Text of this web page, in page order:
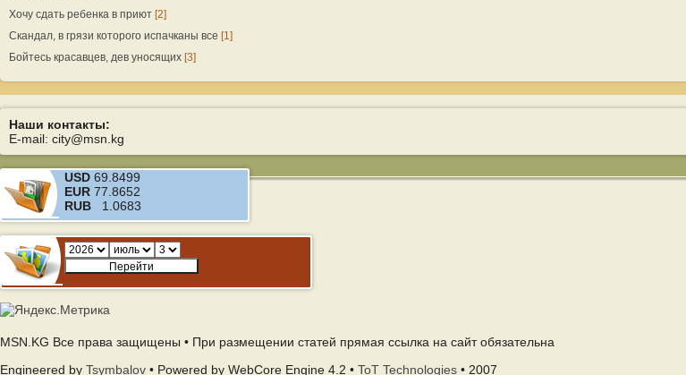
Хочу сдать ребенка в приют [2]
Скандал, в грязи которого испачканы все [1]
Бойтесь красавцев, дев уносящих [3]
Наши контакты:
E-mail: city@msn.kg
USD 69.8499
EUR 77.8652
RUB 1.0683
MSN.KG Все права защищены • При размещении статей прямая ссылка на сайт обязательна
Engineered by Tsymbalov • Powered by WebCore Engine 4.2 • ToT Technologies • 2007